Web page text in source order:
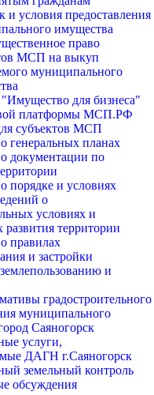
и условия предоставления
имущества
право
МСП на выкуп
муниципального
для бизнеса"
платформы МСП.РФ
субъектов МСП
генеральных планах
документации по
порядке и условиях
о
условиях и
развития территории
правилах
и застройки
и
градостроительного
муниципального
Саяногорск
услуги,
ДАГН г.Саяногорск
земельный контроль
обсуждения